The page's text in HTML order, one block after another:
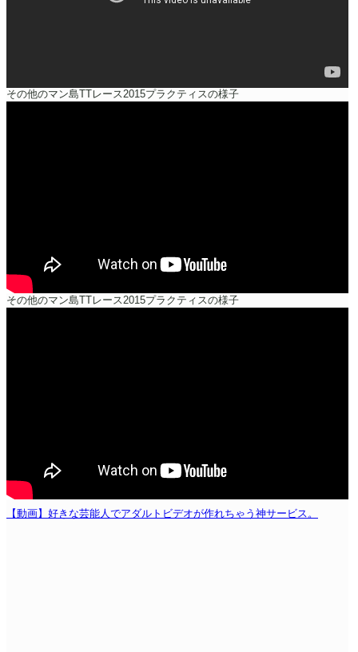
その他のマン島TTレース2015プラクティスの様子
その他のマン島TTレース2015プラクティスの様子
【動画】好きな芸能人でアダルトビデオが作れちゃう神サービス。